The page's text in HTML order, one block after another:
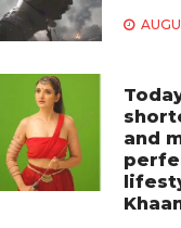
and